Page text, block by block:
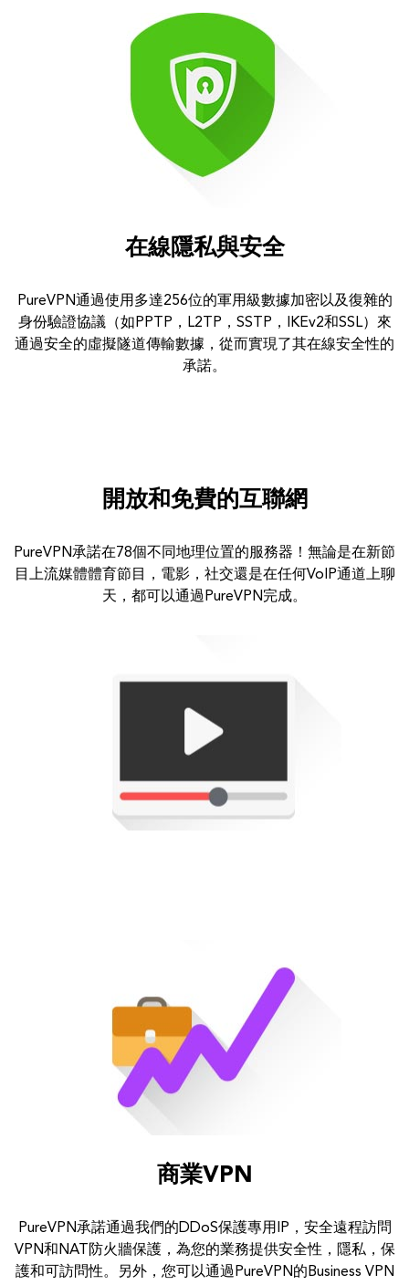
在線隱私與安全
PureVPN通過使用多達256位的軍用級數據加密以及復雜的
身份驗證協議（如PPTP，L2TP，SSTP，IKEv2和SSL）來
通過安全的虛擬隧道傳輸數據，從而實現了其在線安全性的
承諾。
開放和免費的互聯網
PureVPN承諾在78個不同地理位置的服務器！無論是在新節
目上流媒體體育節目，電影，社交還是在任何VoIP通道上聊
天，都可以通過PureVPN完成。
商業VPN
PureVPN承諾通過我們的DDoS保護專用IP，安全遠程訪問
VPN和NAT防火牆保護，為您的業務提供安全性，隱私，保
護和可訪問性。另外，您可以通過PureVPN的Business VPN